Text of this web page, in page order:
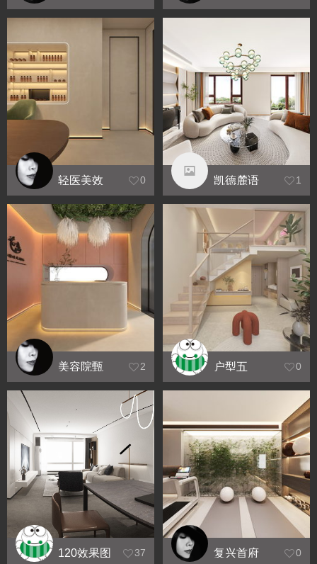
王瑞
栋--王瑞
轻医美效
果图
0 凯德麓语 1
美容院甄
憩时光效
果图
2 户型五 0
120效果图 37 复兴首府 0